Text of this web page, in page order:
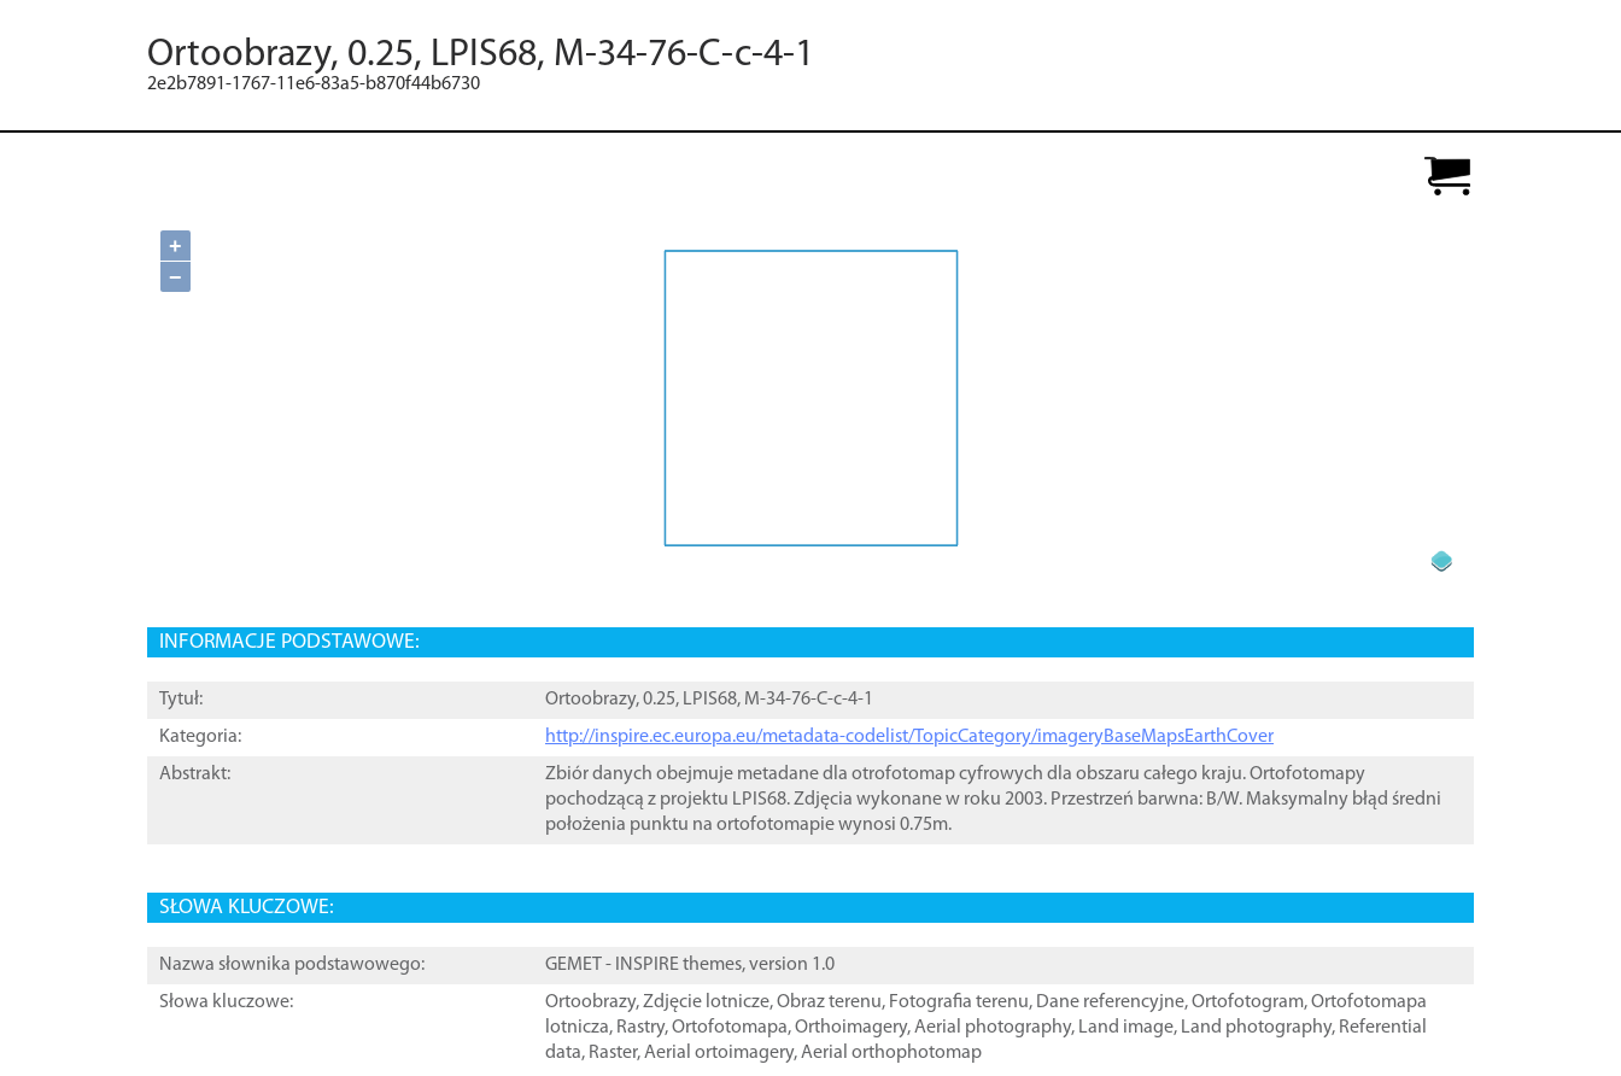
Ortoobrazy, 0.25, LPIS68, M-34-76-C-c-4-1
2e2b7891-1767-11e6-83a5-b870f44b6730
+
−
INFORMACJE PODSTAWOWE:
Tytuł:
Ortoobrazy, 0.25, LPIS68, M-34-76-C-c-4-1
Kategoria:
http://inspire.ec.europa.eu/metadata-codelist/TopicCategory/imageryBaseMapsEarthCover
Abstrakt:
Zbiór danych obejmuje metadane dla otrofotomap cyfrowych dla obszaru całego kraju. Ortofotomapy
pochodzącą z projektu LPIS68. Zdjęcia wykonane w roku 2003. Przestrzeń barwna: B/W. Maksymalny błąd średni
położenia punktu na ortofotomapie wynosi 0.75m.
SŁOWA KLUCZOWE:
Nazwa słownika podstawowego:
GEMET - INSPIRE themes, version 1.0
Słowa kluczowe:
Ortoobrazy,Zdjęcie lotnicze,Obraz terenu, Fotografia terenu, Dane referencyjne,Ortofotogram,Ortofotomapa
lotnicza, Rastry,Ortofotomapa,Orthoimagery,Aerial photography, Land image, Land photography, Referential
data, Raster,Aerial ortoimagery,Aerial orthophotomap